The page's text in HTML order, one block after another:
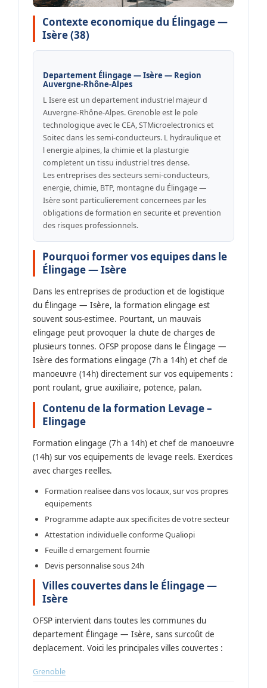
Contexte economique du Élingage —
Isère (38)
Departement Élingage — Isère — Region
Auvergne-Rhône-Alpes
L Isere est un departement industriel majeur d
Auvergne-Rhône-Alpes. Grenoble est le pole
technologique avec le CEA, STMicroelectronics et
Soitec dans les semi-conducteurs. L hydraulique et
l energie alpines, la chimie et la plasturgie
completent un tissu industriel tres dense.
Les entreprises des secteurs semi-conducteurs,
energie, chimie, BTP, montagne du Élingage —
Isère sont particulierement concernees par les
obligations de formation en securite et prevention
des risques professionnels.
Pourquoi former vos equipes dans le
Élingage — Isère
Dans les entreprises de production et de logistique
du Élingage — Isère, la formation elingage est
souvent sous-estimee. Pourtant, un mauvais
elingage peut provoquer la chute de charges de
plusieurs tonnes. OFSP propose dans le Élingage —
Isère des formations elingage (7h a 14h) et chef de
manoeuvre (14h) directement sur vos equipements :
pont roulant, grue auxiliaire, potence, palan.
Contenu de la formation Levage –
Elingage
Formation elingage (7h a 14h) et chef de manoeuvre
(14h) sur vos equipements de levage reels. Exercices
avec charges reelles.
Formation realisee dans vos locaux, sur vos propres
equipements
Programme adapte aux specificites de votre secteur
Attestation individuelle conforme Qualiopi
Feuille d emargement fournie
Devis personnalise sous 24h
Villes couvertes dans le Élingage —
Isère
OFSP intervient dans toutes les communes du
departement Élingage — Isère, sans surcoût de
deplacement. Voici les principales villes couvertes :
Grenoble